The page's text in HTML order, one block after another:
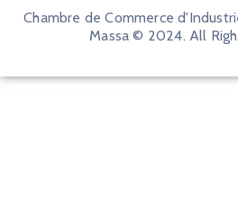
Chambre de Commerce
Massa © 2024. All